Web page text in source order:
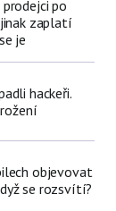
po
zaplatí
je
hackeři.
objevovat
se rozsvítí?